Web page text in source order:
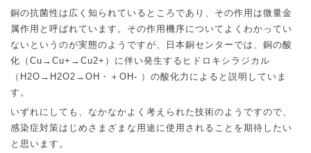
銅の抗菌性は広く知られているところであり、その作用は微量金
属作用と呼ばれています。その作用機序についてよくわかってい
ないというのが実態のようですが、日本銅センターでは、銅の酸
化（ Cu→Cu+→Cu2+ ）に伴い発生するヒドロキシラジカル
（ H2O→H2O2→OH ・＋ OH- ）の酸化力によると説明していま
す。
いずれにしても、なかなかよく考えられた技術のようですので、
感染症対策はじめさまざまな用途に使用されることを期待したい
と思います。